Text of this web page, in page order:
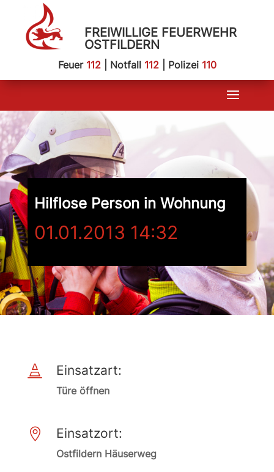
FREIWILLIGE FEUERWEHR
OSTFILDERN
Feuer 112| Notfall 112| Polizei 110
Hilflose Person in Wohnung
01.01.2013 14:32
 Einsatzart:
Türe öffnen
 Einsatzort:
Ostfildern Häuserweg